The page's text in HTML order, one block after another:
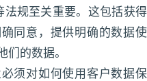
法规至关重要。这包括获得
同意，提供明确的数据使
们的数据。
须对如何使用客户数据保